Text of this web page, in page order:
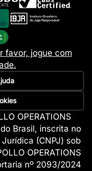
favor, jogue com
OPERATIONS
Brasil, inscrita no
(CNPJ) sob
OPERATIONS
nº 2093/2024